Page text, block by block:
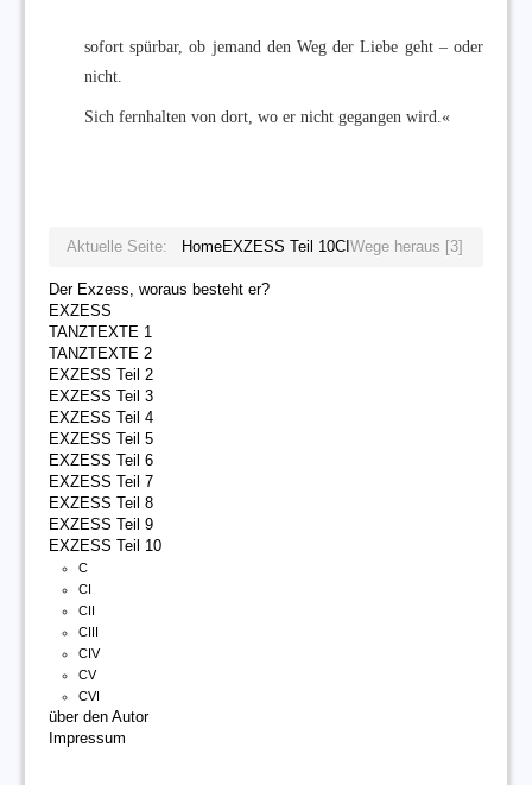
sofort spürbar, ob jemand den Weg der Liebe geht – oder
nicht.
Sich fernhalten von dort, wo er nicht gegangen wird.«
Aktuelle Seite: HomeEXZESS Teil 10CI Wege heraus [3]
Der Exzess, woraus besteht er?
EXZESS
TANZTEXTE 1
TANZTEXTE 2
EXZESS Teil 2
EXZESS Teil 3
EXZESS Teil 4
EXZESS Teil 5
EXZESS Teil 6
EXZESS Teil 7
EXZESS Teil 8
EXZESS Teil 9
EXZESS Teil 10
C
CI
CII
CIII
CIV
CV
CVI
über den Autor
Impressum